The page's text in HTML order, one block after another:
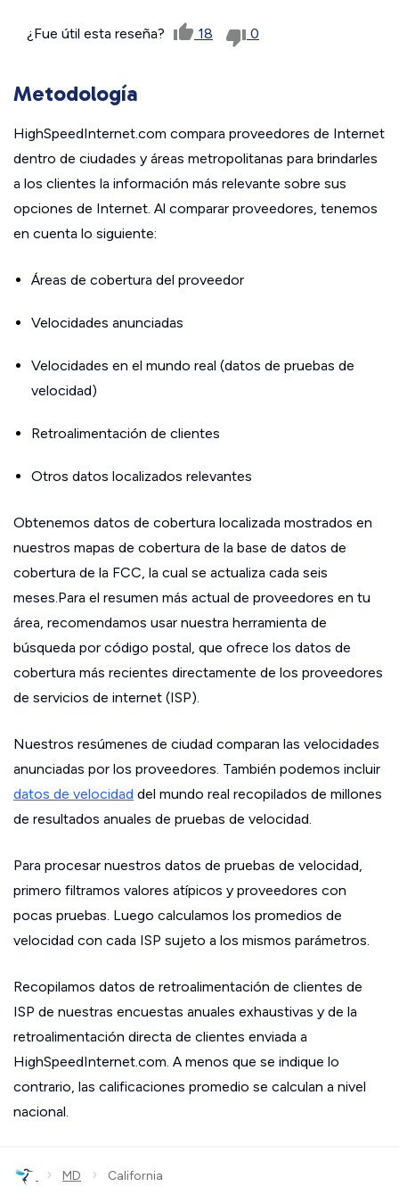
¿Fue útil esta reseña? 18 0
Metodología
HighSpeedInternet.com compara proveedores de Internet
dentro de ciudades y áreas metropolitanas para brindarles
a los clientes la información más relevante sobre sus
opciones de Internet. Al comparar proveedores, tenemos
en cuenta lo siguiente:
Áreas de cobertura del proveedor
Velocidades anunciadas
Velocidades en el mundo real (datos de pruebas de
velocidad)
Retroalimentación de clientes
Otros datos localizados relevantes
Obtenemos datos de cobertura localizada mostrados en
nuestros mapas de cobertura de la base de datos de
cobertura de la FCC, la cual se actualiza cada seis
meses.Para el resumen más actual de proveedores en tu
área, recomendamos usar nuestra herramienta de
búsqueda por código postal, que ofrece los datos de
cobertura más recientes directamente de los proveedores
de servicios de internet (ISP).
Nuestros resúmenes de ciudad comparan las velocidades
anunciadas por los proveedores. También podemos incluir
datos de velocidad del mundo real recopilados de millones
de resultados anuales de pruebas de velocidad.
Para procesar nuestros datos de pruebas de velocidad,
primero filtramos valores atípicos y proveedores con
pocas pruebas. Luego calculamos los promedios de
velocidad con cada ISP sujeto a los mismos parámetros.
Recopilamos datos de retroalimentación de clientes de
ISP de nuestras encuestas anuales exhaustivas y de la
retroalimentación directa de clientes enviada a
HighSpeedInternet.com. A menos que se indique lo
contrario, las calificaciones promedio se calculan a nivel
nacional.
› MD › California